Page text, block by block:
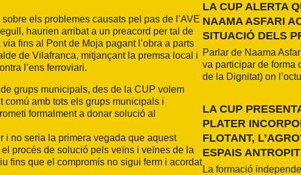
els problemes causats pel pas de l’AVE
haurien arribat a un preacord per tal de
fins al Pont de Moja pagant l’obra a parts
de Vilafranca, mitjançant la premsa local i
l’ens ferroviari.
grups municipals, des de la CUP volem
comú amb tots els grups municipals i
formalment a donar solució al
i no seria la primera vegada que aquest
procés de solució pels veïns i veïnes de la
fins que el compromís no sigui ferm i acordat
LA CUP ALERTA
NAAMA ASFARI
SITUACIÓ DELS
Parlar de Naama
va participar de forma
de la Dignitat) on
LA CUP
PLATER
FLOTANT,
ESPAIS
La formació